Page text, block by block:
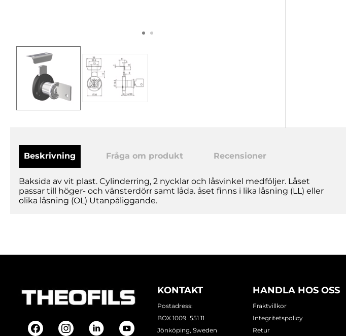
Beskrivning Fråga om produkt Recensioner
Baksida av vit plast. Cylinderring, 2 nycklar och låsvinkel medföljer. Låset
passar till höger- och vänsterdörr samt låda. åset finns i lika låsning (LL) eller
olika låsning (OL) Utanpåliggande.
KONTAKT
Postadress:
BOX 1009 551 11
Jönköping, Sweden
HANDLA HOS OSS
Fraktvillkor
Integritetspolicy
Retur